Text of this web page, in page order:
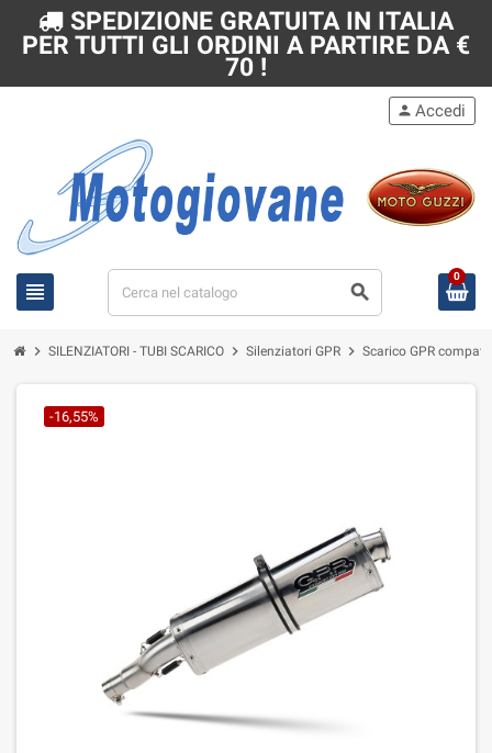
SPEDIZIONE GRATUITA IN ITALIA
PER TUTTI GLI ORDINI A PARTIRE DA €
70 !
view_headline search
person Accedi
0
chevron_right SILENZIATORI - TUBI SCARICO chevron_right Silenziatori GPR chevron_right Scarico GPR
-16,55%